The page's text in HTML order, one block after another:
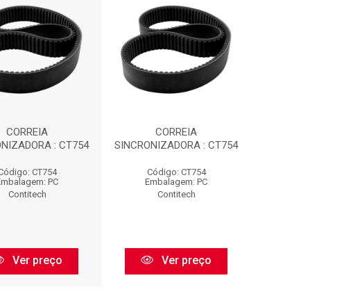
CORREIA
: CT754
CT754
PC
Contitech
Ver preço
CORREIA
SINCRONIZADORA : CT754
Código: CT754
Embalagem: PC
Contitech
Ver preço